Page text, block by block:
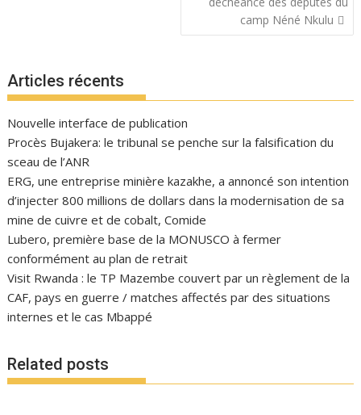
camp Néné Nkulu
Articles récents
Nouvelle interface de publication
Procès Bujakera: le tribunal se penche sur la falsification du
sceau de l’ANR
ERG, une entreprise minière kazakhe, a annoncé son intention
d’injecter 800 millions de dollars dans la modernisation de sa
mine de cuivre et de cobalt, Comide
Lubero, première base de la MONUSCO à fermer
conformément au plan de retrait
Visit Rwanda : le TP Mazembe couvert par un règlement de la
CAF, pays en guerre / matches affectés par des situations
internes et le cas Mbappé
Related posts